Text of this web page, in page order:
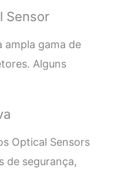
Sensor
ampla gama de
Alguns
Optical Sensors
de segurança,